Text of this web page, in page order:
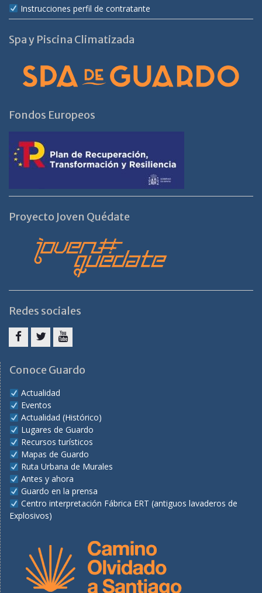
Instrucciones perfil de contratante
Spa y Piscina Climatizada
Fondos Europeos
Proyecto Joven Quédate
Redes sociales
Conoce Guardo
Actualidad
Eventos
Actualidad (Histórico)
Lugares de Guardo
Recursos turísticos
Mapas de Guardo
Ruta Urbana de Murales
Antes y ahora
Guardo en la prensa
Centro interpretación Fábrica ERT (antiguos lavaderos de
Explosivos)